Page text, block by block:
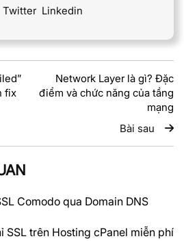
Twitter Linkedin
fix
Network Layer là gì? Đặc
điểm và chức năng của tầng
mạng
Bài sau
Comodo qua Domain DNS
SSL trên Hosting cPanel miễn phí